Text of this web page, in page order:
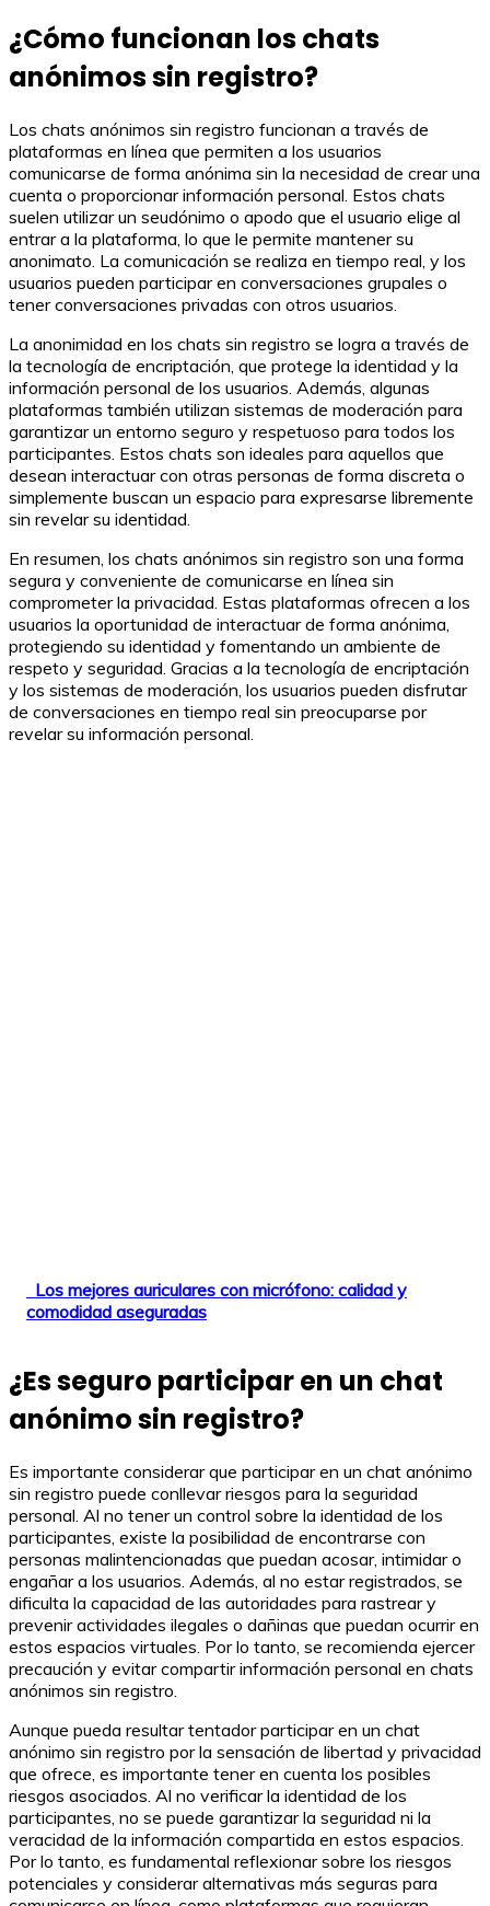
¿Cómo funcionan los chats
anónimos sin registro?
Los chats anónimos sin registro funcionan a través de
plataformas en línea que permiten a los usuarios
comunicarse de forma anónima sin la necesidad de crear una
cuenta o proporcionar información personal. Estos chats
suelen utilizar un seudónimo o apodo que el usuario elige al
entrar a la plataforma, lo que le permite mantener su
anonimato. La comunicación se realiza en tiempo real, y los
usuarios pueden participar en conversaciones grupales o
tener conversaciones privadas con otros usuarios.
La anonimidad en los chats sin registro se logra a través de
la tecnología de encriptación, que protege la identidad y la
información personal de los usuarios. Además, algunas
plataformas también utilizan sistemas de moderación para
garantizar un entorno seguro y respetuoso para todos los
participantes. Estos chats son ideales para aquellos que
desean interactuar con otras personas de forma discreta o
simplemente buscan un espacio para expresarse libremente
sin revelar su identidad.
En resumen, los chats anónimos sin registro son una forma
segura y conveniente de comunicarse en línea sin
comprometer la privacidad. Estas plataformas ofrecen a los
usuarios la oportunidad de interactuar de forma anónima,
protegiendo su identidad y fomentando un ambiente de
respeto y seguridad. Gracias a la tecnología de encriptación
y los sistemas de moderación, los usuarios pueden disfrutar
de conversaciones en tiempo real sin preocuparse por
revelar su información personal.
Los mejores auriculares con micrófono: calidad y
comodidad aseguradas
¿Es seguro participar en un chat
anónimo sin registro?
Es importante considerar que participar en un chat anónimo
sin registro puede conllevar riesgos para la seguridad
personal. Al no tener un control sobre la identidad de los
participantes, existe la posibilidad de encontrarse con
personas malintencionadas que puedan acosar, intimidar o
engañar a los usuarios. Además, al no estar registrados, se
dificulta la capacidad de las autoridades para rastrear y
prevenir actividades ilegales o dañinas que puedan ocurrir en
estos espacios virtuales. Por lo tanto, se recomienda ejercer
precaución y evitar compartir información personal en chats
anónimos sin registro.
Aunque pueda resultar tentador participar en un chat
anónimo sin registro por la sensación de libertad y privacidad
que ofrece, es importante tener en cuenta los posibles
riesgos asociados. Al no verificar la identidad de los
participantes, no se puede garantizar la seguridad ni la
veracidad de la información compartida en estos espacios.
Por lo tanto, es fundamental reflexionar sobre los riesgos
potenciales y considerar alternativas más seguras para